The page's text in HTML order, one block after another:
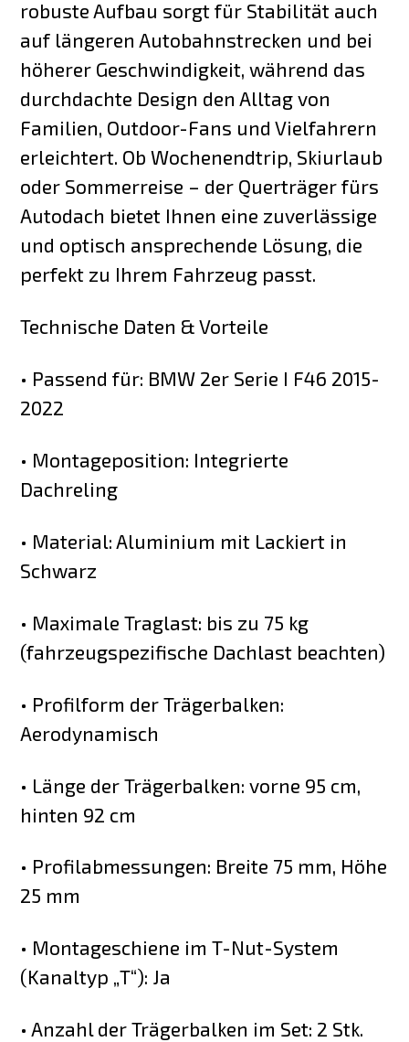
robuste Aufbau sorgt für Stabilität auch
auf längeren Autobahnstrecken und bei
höherer Geschwindigkeit, während das
durchdachte Design den Alltag von
Familien, Outdoor-Fans und Vielfahrern
erleichtert. Ob Wochenendtrip, Skiurlaub
oder Sommerreise – der Querträger fürs
Autodach bietet Ihnen eine zuverlässige
und optisch ansprechende Lösung, die
perfekt zu Ihrem Fahrzeug passt.
Technische Daten & Vorteile
• Passend für: BMW 2er Serie I F46 2015-
2022
• Montageposition: Integrierte
Dachreling
• Material: Aluminium mit Lackiert in
Schwarz
• Maximale Traglast: bis zu 75 kg
(fahrzeugspezifische Dachlast beachten)
• Profilform der Trägerbalken:
Aerodynamisch
• Länge der Trägerbalken: vorne 95 cm,
hinten 92 cm
• Profilabmessungen: Breite 75 mm, Höhe
25 mm
• Montageschiene im T-Nut-System
(Kanaltyp „T“): Ja
• Anzahl der Trägerbalken im Set: 2 Stk.